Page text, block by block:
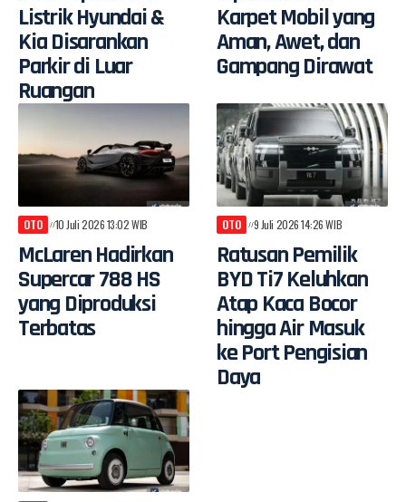
Listrik Hyundai &
Kia Disarankan
Parkir di Luar
Ruangan
Karpet Mobil yang
Aman, Awet, dan
Gampang Dirawat
OTO 10 Juli 2026 13:02 WIB
McLaren Hadirkan
Supercar 788 HS
yang Diproduksi
Terbatas
OTO 9 Juli 2026 14:26 WIB
Ratusan Pemilik
BYD Ti7 Keluhkan
Atap Kaca Bocor
hingga Air Masuk
ke Port Pengisian
Daya